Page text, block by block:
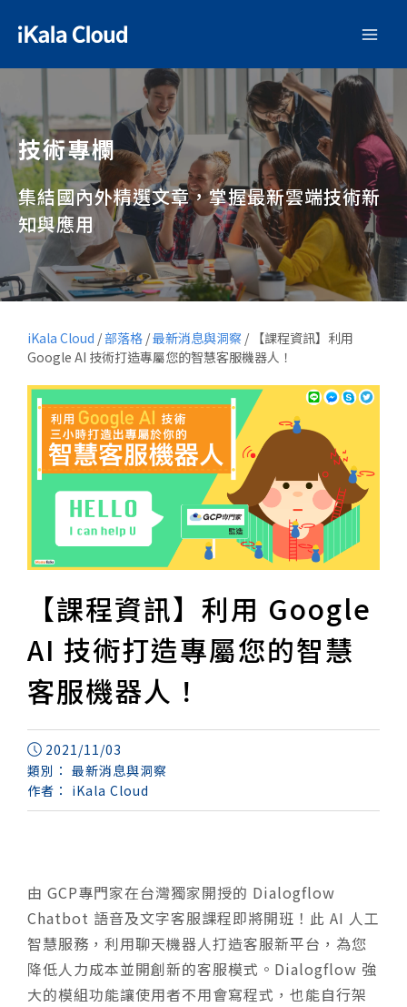
技術專欄
集結國內外精選文章，掌握最新雲端技術新
知與應用
iKala Cloud /部落格 /最新消息與洞察 / 【課程資訊】利用
Google AI 技術打造專屬您的智慧客服機器人！
【課程資訊】利用 Google
AI 技術打造專屬您的智慧
客服機器人！
2021/11/03
類別： 最新消息與洞察
作者： iKala Cloud
由 GCP專門家在台灣獨家開授的 Dialogflow
Chatbot 語音及文字客服課程即將開班！此 AI 人工
智慧服務，利用聊天機器人打造客服新平台，為您
降低人力成本並開創新的客服模式。Dialogflow 強
大的模組功能讓使用者不用會寫程式，也能自行架